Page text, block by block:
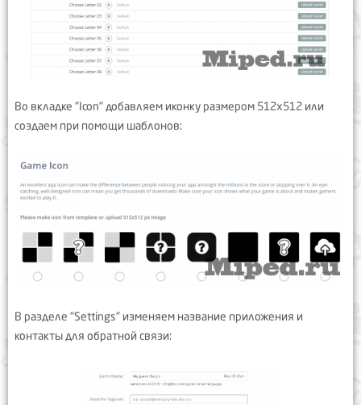
Во вкладке "Icon" добавляем иконку размером 512x512 или
создаем при помощи шаблонов:
В разделе "Settings" изменяем название приложения и
контакты для обратной связи: